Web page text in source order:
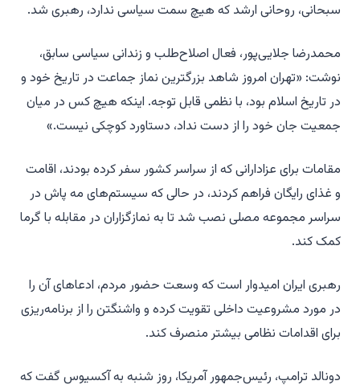
سبحانی، روحانی ارشد که هیچ سمت سیاسی ندارد، رهبری شد.
محمدرضا جلایی‌پور، فعال اصلاح‌طلب و زندانی سیاسی سابق،
نوشت: «تهران امروز شاهد بزرگترین نماز جماعت در تاریخ خود و
در تاریخ اسلام بود، با نظمی قابل توجه. اینکه هیچ کس در میان
جمعیت جان خود را از دست نداد، دستاورد کوچکی نیست.»
مقامات برای عزادارانی که از سراسر کشور سفر کرده بودند، اقامت
و غذای رایگان فراهم کردند، در حالی که سیستم‌های مه پاش در
سراسر مجموعه مصلی نصب شد تا به نمازگزاران در مقابله با گرما
کمک کند.
رهبری ایران امیدوار است که وسعت حضور مردم، ادعاهای آن را
در مورد مشروعیت داخلی تقویت کرده و واشنگتن را از برنامه‌ریزی
برای اقدامات نظامی بیشتر منصرف کند.
دونالد ترامپ، رئیس‌جمهور آمریکا، روز شنبه به آکسیوس گفت که